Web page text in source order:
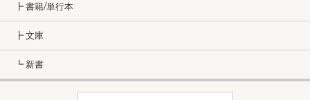
┣ 書籍/単行本
┣ 文庫
┗ 新書